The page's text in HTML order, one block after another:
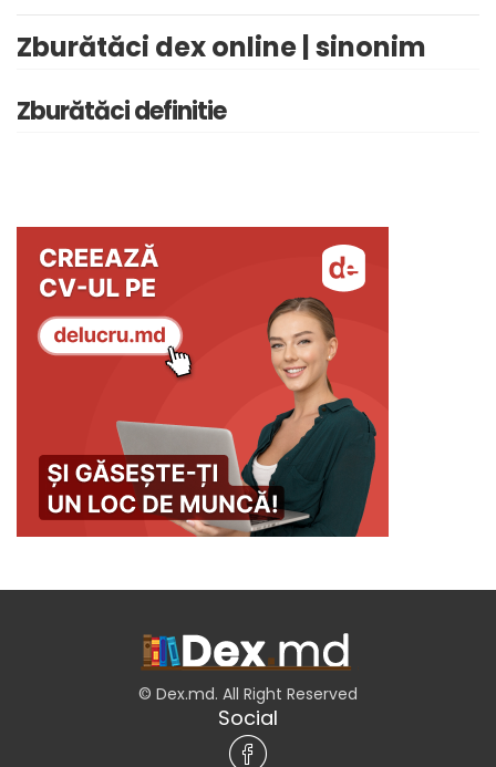
Zburătăci dex online | sinonim
Zburătăci definitie
© Dex.md. All Right Reserved
Social